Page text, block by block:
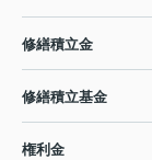
修繕積立金
修繕積立基金
権利金